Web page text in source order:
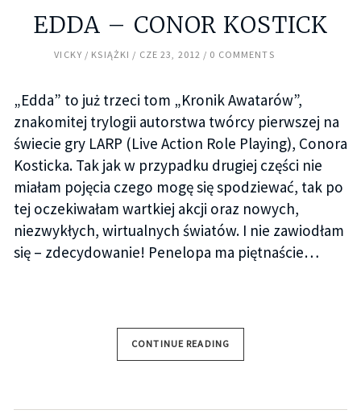
EDDA – CONOR KOSTICK
VICKY KSIĄŻKI CZE 23, 2012 0 COMMENTS
„Edda” to już trzeci tom „Kronik Awatarów”,
znakomitej trylogii autorstwa twórcy pierwszej na
świecie gry LARP (Live Action Role Playing), Conora
Kosticka. Tak jak w przypadku drugiej części nie
miałam pojęcia czego mogę się spodziewać, tak po
tej oczekiwałam wartkiej akcji oraz nowych,
niezwykłych, wirtualnych światów. I nie zawiodłam
się – zdecydowanie! Penelopa ma piętnaście…
CONTINUE READING